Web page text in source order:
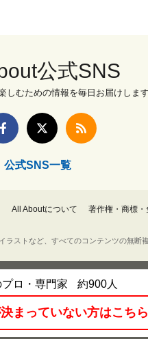
公式SNS
しむための情報を毎日お届けします
公式SNS一覧
All Aboutについて 著作権・商標・
ラストなど、すべてのコンテンツの無断
ロ・専門家 約900人
まっていない方はこちら